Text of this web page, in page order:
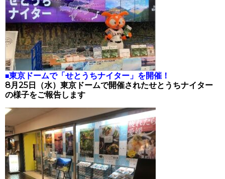
■東京ドームで「せとうちナイター」を開催！
8月25日（水）東京ドームで開催されたせとうちナイター
の様子をご報告します